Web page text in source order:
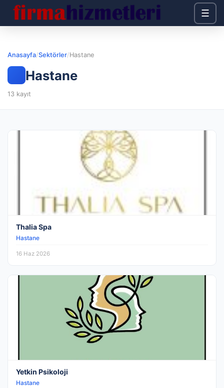
☰
Anasayfa/Sektörler/Hastane
Hastane
13 kayıt
Thalia Spa
Hastane
16 Haz 2026
Yetkin Psikoloji
Hastane